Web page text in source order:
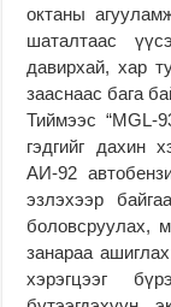
октаны
шаталтаас
давирхай, хар
зааснаас бага
Тиймээс “MGL-
гэдгийг дахин
АИ-92
эзлэхээр
боловсруулах,
занараа
хэрэгцээг